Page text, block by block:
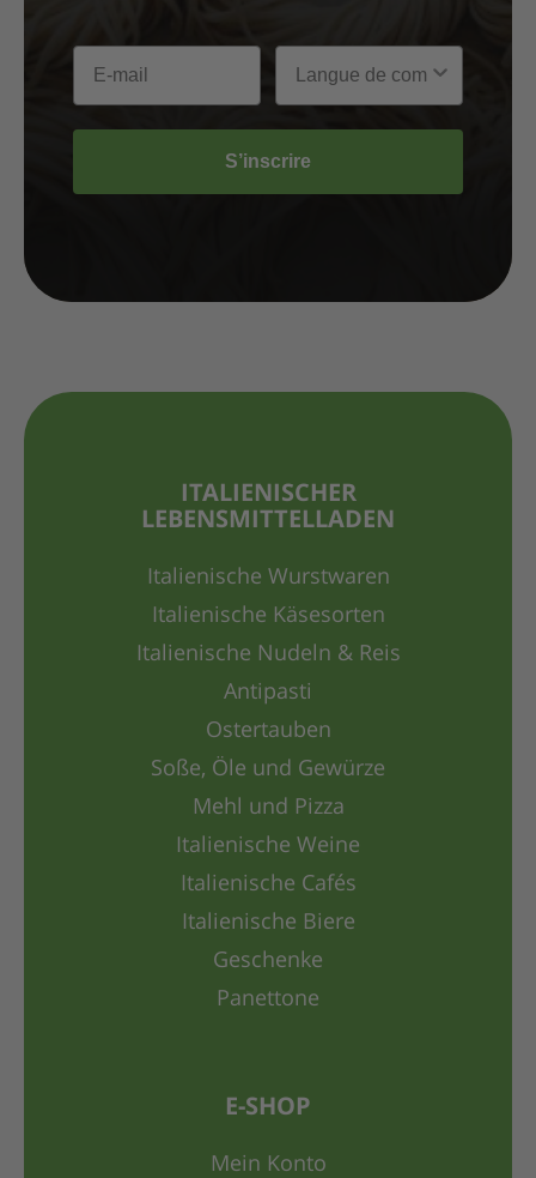
S’inscrire
ITALIENISCHER
LEBENSMITTELLADEN
Italienische Wurstwaren
Italienische Käsesorten
Italienische Nudeln & Reis
Antipasti
Ostertauben
Soße, Öle und Gewürze
Mehl und Pizza
Italienische Weine
Italienische Cafés
Italienische Biere
Geschenke
Panettone
E-SHOP
Mein Konto